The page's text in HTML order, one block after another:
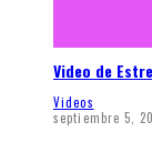
Video de
Videos
septiembre 5,